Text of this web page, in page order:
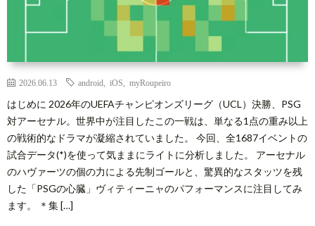
2026.06.13 android iOS myRoupeiro
はじめに 2026年のUEFAチャンピオンズリーグ（UCL）決勝、PSG
対アーセナル。世界中が注目したこの一戦は、単なる1点の重み以上
の戦術的なドラマが凝縮されていました。 今回、全1687イベントの
試合データ(*)を使って気ままにライトに分析しました。 アーセナル
のハヴァーツの個の力による先制ゴールと、驚異的なスタッツを残
した「PSGの心臓」ヴィティーニャのパフォーマンスに注目してみ
ます。 ＊集 […]